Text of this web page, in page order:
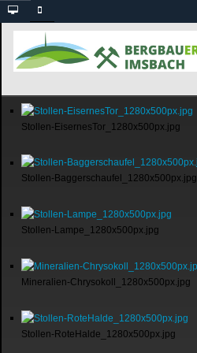
Stollen-EisernesTor_1280x500px.jpg
Stollen-Baggerschaufel_1280x500px.jpg
Stollen-Lampe_1280x500px.jpg
Mineralien-Chrysokoll_1280x500px.jpg
Stollen-RoteHalde_1280x500px.jpg